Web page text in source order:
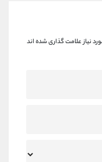
نیاز علامت گذاری شده اند